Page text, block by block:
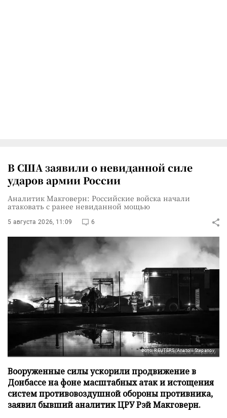
В США заявили о невиданной силе
ударов армии России
Аналитик Макговерн: Российские войска начали
атаковать с ранее невиданной мощью
5 августа 2026, 11:09 6
Фото: REUTERS/Anatolii Stepanov
Вооруженные силы ускорили продвижение в
Донбассе на фоне масштабных атак и истощения
систем противовоздушной обороны противника,
заявил бывший аналитик ЦРУ Рэй Макговерн.